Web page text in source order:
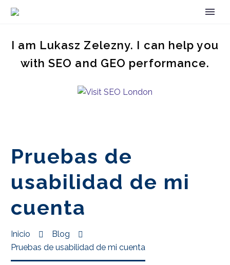
I am Lukasz Zelezny. I can help you
with SEO and GEO performance.
Pruebas de
usabilidad de mi
cuenta
Inicio
Blog
Pruebas de usabilidad de mi cuenta